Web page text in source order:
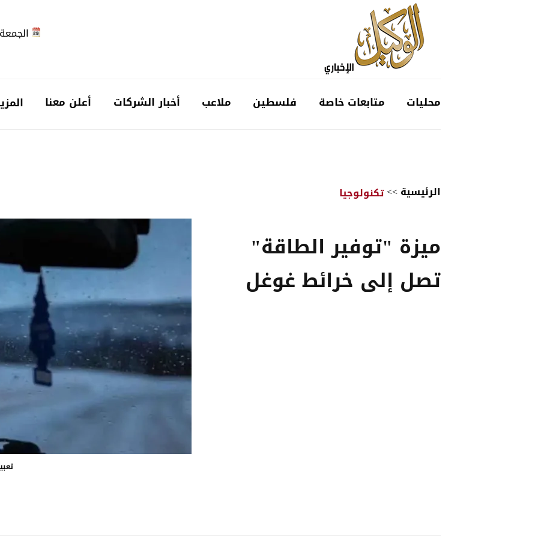
الجمعة 2026-
محليات متابعات خاصة فلسطين ملاعب أخبار الشركات أعلن معنا
الرئيسية>>تكنولوجيا
ميزة "توفير الطاقة"
تصل إلى خرائط غوغل